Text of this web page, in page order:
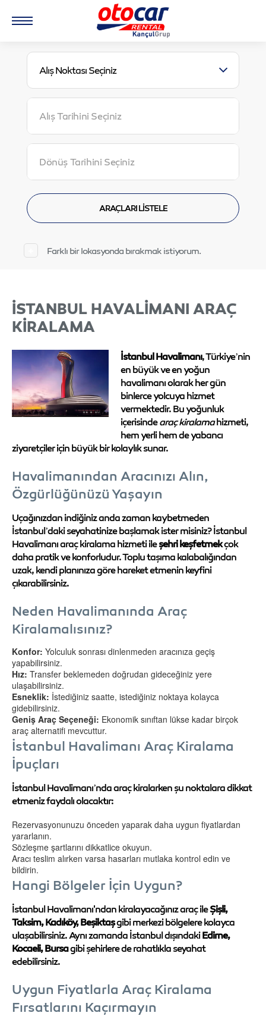
Alış Noktası Seçiniz
Farklı bir lokasyonda bırakmak istiyorum.
ISTANBUL HAVALIMANI ARAÇ
KIRALAMA
İstanbul Havalimanı, Türkiye’nin
en büyük ve en yoğun
havalimanı olarak her gün
binlerce yolcuya hizmet
vermektedir. Bu yoğunluk
içerisindearaç kiralamahizmeti,
hem yerli hem de yabancı
ziyaretçiler için büyük bir kolaylık sunar.
Havalimanından Aracınızı Alın,
Özgürlüğünüzü Yaşayın
Uçağınızdan indiğiniz anda zaman kaybetmeden
İstanbul’daki seyahatinize başlamak ister misiniz? İstanbul
Havalimanı araç kiralama hizmeti ileşehri keşfetmekçok
daha pratik ve konforludur. Toplu taşıma kalabalığından
uzak, kendi planınıza göre hareket etmenin keyfini
çıkarabilirsiniz.
Neden Havalimanında Araç
Kiralamalısınız?
Konfor: Yolculuk sonrası dinlenmeden aracınıza geçiş
yapabilirsiniz.
Hız: Transfer beklemeden doğrudan gideceğiniz yere
ulaşabilirsiniz.
Esneklik: İstediğiniz saatte, istediğiniz noktaya kolayca
gidebilirsiniz.
Geniş Araç Seçeneği: Ekonomik sınıftan lükse kadar birçok
araç alternatifi mevcuttur.
İstanbul Havalimanı Araç Kiralama
İpuçları
İstanbul Havalimanı’nda araç kiralarken şu noktalara dikkat
etmeniz faydalı olacaktır:
Rezervasyonunuzu önceden yaparak daha uygun fiyatlardan
yararlanın.
Sözleşme şartlarını dikkatlice okuyun.
Aracı teslim alırken varsa hasarları mutlaka kontrol edin ve
bildirin.
Hangi Bölgeler İçin Uygun?
İstanbul Havalimanı'ndan kiralayacağınız araç ileŞişli,
Taksim, Kadıköy, Beşiktaşgibi merkezi bölgelere kolayca
ulaşabilirsiniz. Aynı zamanda İstanbul dışındakiEdirne,
Kocaeli, Bursagibi şehirlere de rahatlıkla seyahat
edebilirsiniz.
Uygun Fiyatlarla Araç Kiralama
Fırsatlarını Kaçırmayın